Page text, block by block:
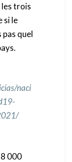
les trois
si le
quel
naci
000